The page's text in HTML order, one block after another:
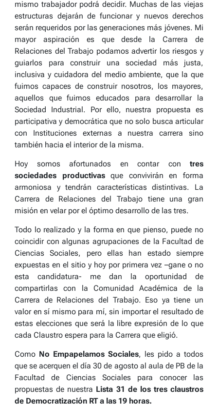
mismo trabajador podrá decidir. Muchas de las viejas
estructuras dejarán de funcionar y nuevos derechos
serán requeridos por las generaciones más jóvenes. Mi
mayor aspiración es que desde la Carrera de
Relaciones del Trabajo podamos advertir los riesgos y
guiarlos para construir una sociedad más justa,
inclusiva y cuidadora del medio ambiente, que la que
fuimos capaces de construir nosotros, los mayores,
aquellos que fuimos educados para desarrollar la
Sociedad Industrial. Por ello, nuestra propuesta es
participativa y democrática que no solo busca articular
con Instituciones externas a nuestra carrera sino
también hacia el interior de la misma.
Hoy somos afortunados en contar con tres
sociedades productivasque convivirán en forma
armoniosa y tendrán características distintivas. La
Carrera de Relaciones del Trabajo tiene una gran
misión en velar por el óptimo desarrollo de las tres.
Todo lo realizado y la forma en que pienso, puede no
coincidir con algunas agrupaciones de la Facultad de
Ciencias Sociales, pero ellas han estado siempre
expuestas en el sitio y hoy por primera vez –gane o no
esta candidatura- me dan la oportunidad de
compartirlas con la Comunidad Académica de la
Carrera de Relaciones del Trabajo. Eso ya tiene un
valor en sí mismo para mí, sin importar el resultado de
estas elecciones que será la libre expresión de lo que
cada Claustro espera para la Carrera que eligió.
Como No Empapelamos Sociales, les pido a todos
que se acerquen el día 30 de agosto al aula de PB de la
Facultad de Ciencias Sociales para conocer las
propuestas de nuestra Lista 31 de los tres claustros
de Democratización RT a las 19 horas.